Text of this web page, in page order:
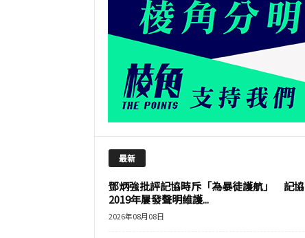
最新
鄧炳強批評記協時斥「為暴徒護航」 記協
2019年屢發聲明維護...
2026年08月08日